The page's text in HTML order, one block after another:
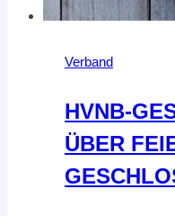
Verband
HVNB-
ÜBER